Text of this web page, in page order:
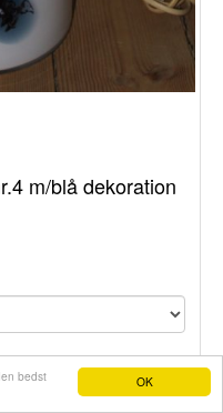
OK
bedst
m/blå dekoration
Webshop fra e-hjemmeside.dk